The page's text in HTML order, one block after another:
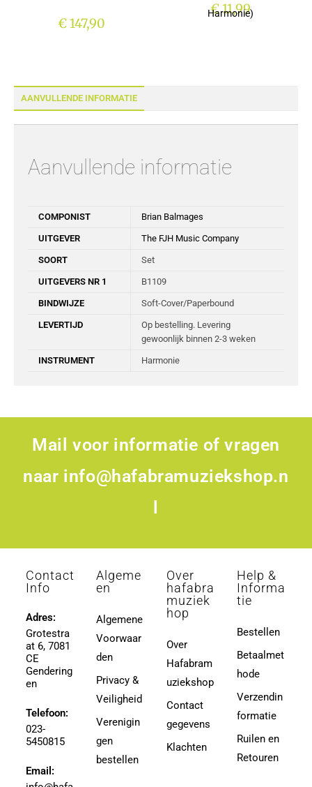
AANVULLENDE INFORMATIE
Aanvullende informatie
COMPONIST Brian Balmages
UITGEVER The FJH Music Company
SOORT Set
UITGEVERS NR 1 B1109
BINDWIJZE Soft-Cover/Paperbound
LEVERTIJD
Op bestelling. Levering
gewoonlijk binnen 2-3 weken
INSTRUMENT Harmonie
€147,90
€11,99
Mail voor informatie of vragen
naar info@hafabramuziekshop.n
Contact
Info
Adres:
Grotestra
at 6, 7081
CE
Gendering
en
Telefoon:
023-
5450815
Email:
Algeme
en
Algemene
Voorwaar
den
Privacy &
Veiligheid
Verenigin
gen
bestellen
Over
hafabra
muziek
hop
Over
Hafabram
uziekshop
Contact
gegevens
Klachten
Help &
Informa
tie
Bestellen
Betaalmet
hode
Verzendin
formatie
Ruilen en
Retouren